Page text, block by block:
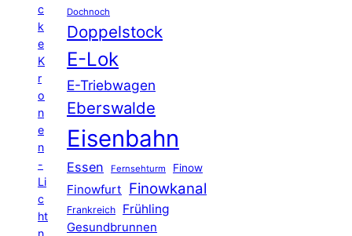
c
k
e
K
r
o
n
e
n
-
Li
c
ht
n
Dochnoch
Doppelstock
E-Lok
E-Triebwagen
Eberswalde
Eisenbahn
Essen Fernsehturm Finow
Finowfurt Finowkanal
Frankreich Frühling
Gesundbrunnen